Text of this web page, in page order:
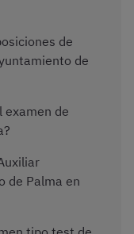
de
de
examen de
de Palma en